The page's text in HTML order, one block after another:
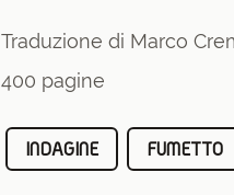
Traduzione di Marco
400 pagine
INDAGINE FUMETTO